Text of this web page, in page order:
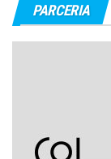
PARCERIA